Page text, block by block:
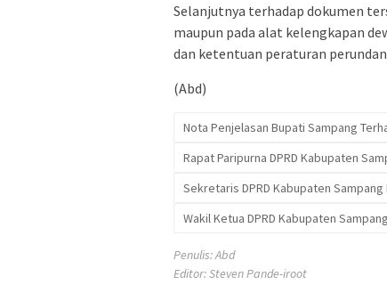
Selanjutnya terhadap dokumen
maupun pada alat kelengkapan
dan ketentuan peraturan
(Abd)
Nota Penjelasan Bupati Sampang
Rapat Paripurna DPRD Kabupaten
Sekretaris DPRD Kabupaten
Wakil Ketua DPRD Kabupaten
Penulis: Abd
Editor: Steven Pande-iroot